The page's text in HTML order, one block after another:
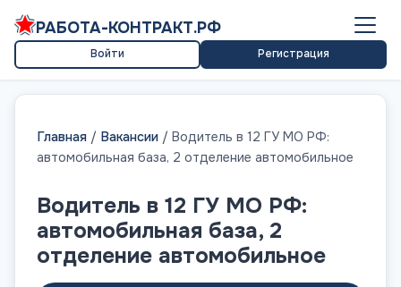
РАБОТА-КОНТРАКТ.РФ
Войти Регистрация
Главная / Вакансии / Водитель в 12 ГУ МО РФ:
автомобильная база, 2 отделение автомобильное
Водитель в 12 ГУ МО РФ:
автомобильная база, 2
отделение автомобильное